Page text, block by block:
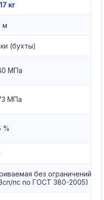
кг
м
(бухты)
МПа
МПа
%
без ограничений
пс по ГОСТ 380-2005)